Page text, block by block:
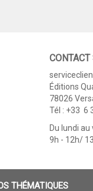
Éditions
78026
Tél : +33 6
Du lundi au
9h - 12h/
THÉMATIQUES